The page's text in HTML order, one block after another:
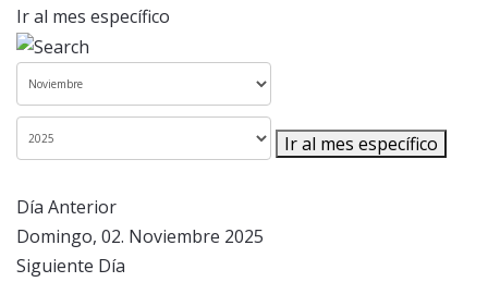
Ir al mes específico
Ir al mes específico
Día Anterior
Domingo, 02. Noviembre 2025
Siguiente Día